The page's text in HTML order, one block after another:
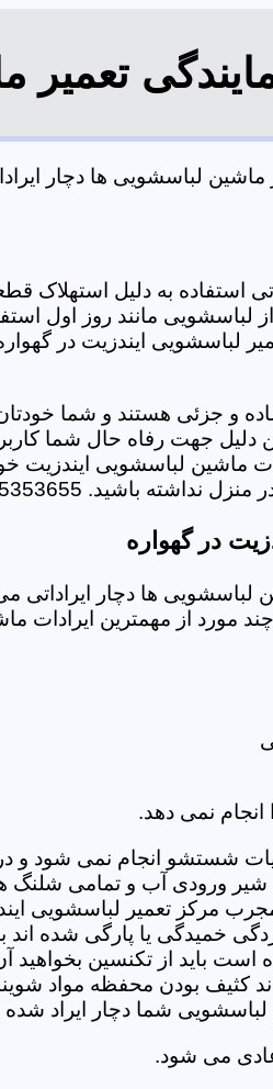
لباسشویی ها دچار
به دلیل استهلاک
لباسشویی مانند روز اول
لباسشویی ایندزیت در
و جزئی هستند و شما
جهت رفاه حال شما
ماشین لباسشویی ایندزیت
09125353655-آقای هاشمی
در گهواره
لباسشویی ها دچار
مورد از مهمترین ایرادات
نمی دهد.
شستشو انجام نمی شود و
شیر ورودی آب و تمامی
مرکز تعمیر لباسشویی
خمیدگی یا پارگی شده اند
باید از تکنسین بخواهید
کثیف بودن محفظه مواد
شما دچار ایراد شده
می شود.